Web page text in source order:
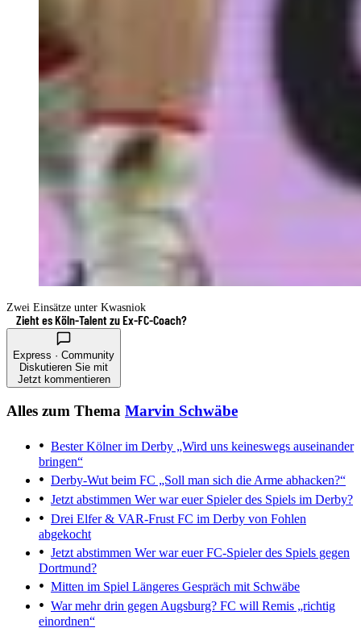
Zwei Einsätze unter Kwasniok
Zieht es Köln-Talent zu Ex-FC-Coach?
Express · Community
Diskutieren Sie mit
Jetzt kommentieren
Alles zum Thema Marvin Schwäbe
Bester Kölner im Derby „Wird uns keineswegs auseinander
bringen“
Derby-Wut beim FC „Soll man sich die Arme abhacken?“
Jetzt abstimmen Wer war euer Spieler des Spiels im Derby?
Drei Elfer & VAR-Frust FC im Derby von Fohlen
abgekocht
Jetzt abstimmen Wer war euer FC-Spieler des Spiels gegen
Dortmund?
Mitten im Spiel Längeres Gespräch mit Schwäbe
War mehr drin gegen Augsburg? FC will Remis „richtig
einordnen“